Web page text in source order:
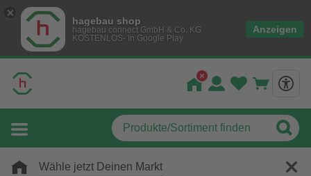
hagebau shop
hagebau connect GmbH & Co. KG
KOSTENLOS- In Google Play
Anzeigen
Wähle jetzt Deinen Markt